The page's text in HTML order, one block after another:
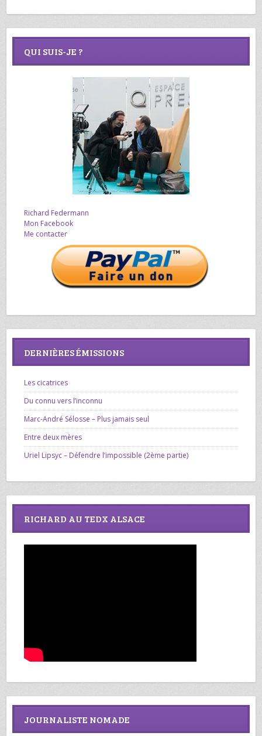
QUI SUIS-JE ?
Richard Federmann
Mon Facebook
Me contacter
DERNIÈRES ÉMISSIONS
Les cicatrices
Du connu vers l’inconnu
Marc-André Sélosse – Plus jamais seul
Entre deux mères
Uriel Lipsyc – Défendre l’impossible (2ème partie)
RICHARD AU TEDX ALSACE
JOURNALISTE NOMADE